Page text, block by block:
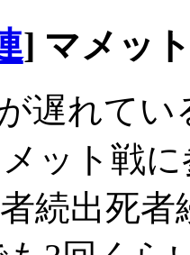
] マメッ
遅れて
ット戦に
続出死